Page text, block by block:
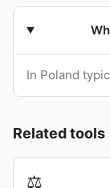
In Poland
Related tools
⚖️